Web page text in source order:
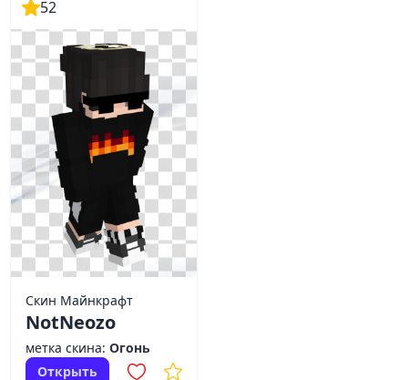
52
Скин Майнкрафт
NotNeozo
метка скина: Огонь
Открыть